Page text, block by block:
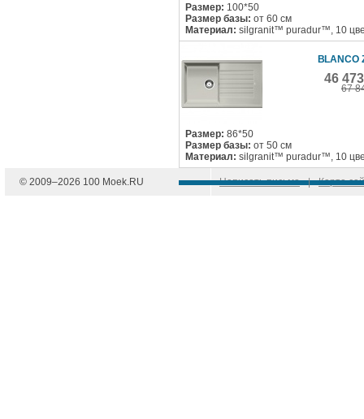
Размер: 100*50
Размер базы: от 60 см
Материал: silgranit™ puradur™, 10
BLANCO
46
67
Размер: 86*50
Размер базы: от 50 см
Материал: silgranit™ puradur™, 10
© 2009–2026 100 Moek.RU Написать письмо | Карта